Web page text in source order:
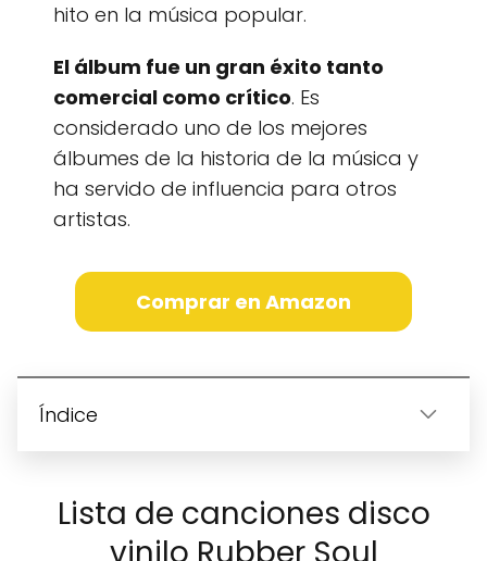
hito en la música popular.
El álbum fue un gran éxito tanto
comercial como crítico. Es
considerado uno de los mejores
álbumes de la historia de la música y
ha servido de influencia para otros
artistas.
Comprar en Amazon
Índice
Lista de canciones disco